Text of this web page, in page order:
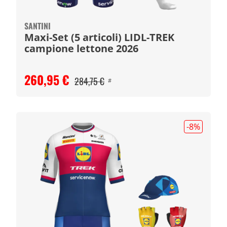
SANTINI
Maxi-Set (5 articoli) LIDL-TREK
campione lettone 2026
260,95 € 284,75 € #
-8%